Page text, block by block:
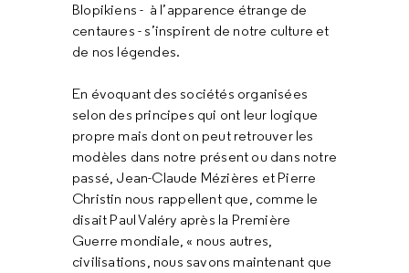
Blopikiens - à l’apparence étrange de
centaures - s’inspirent de notre culture et
de nos légendes.
En évoquant des sociétés organisées
selon des principes qui ont leur logique
propre mais dont on peut retrouver les
modèles dans notre présent ou dans notre
passé, Jean-Claude Mézières et Pierre
Christin nous rappellent que, comme le
disait Paul Valéry après la Première
Guerre mondiale, « nous autres,
civilisations, nous savons maintenant que